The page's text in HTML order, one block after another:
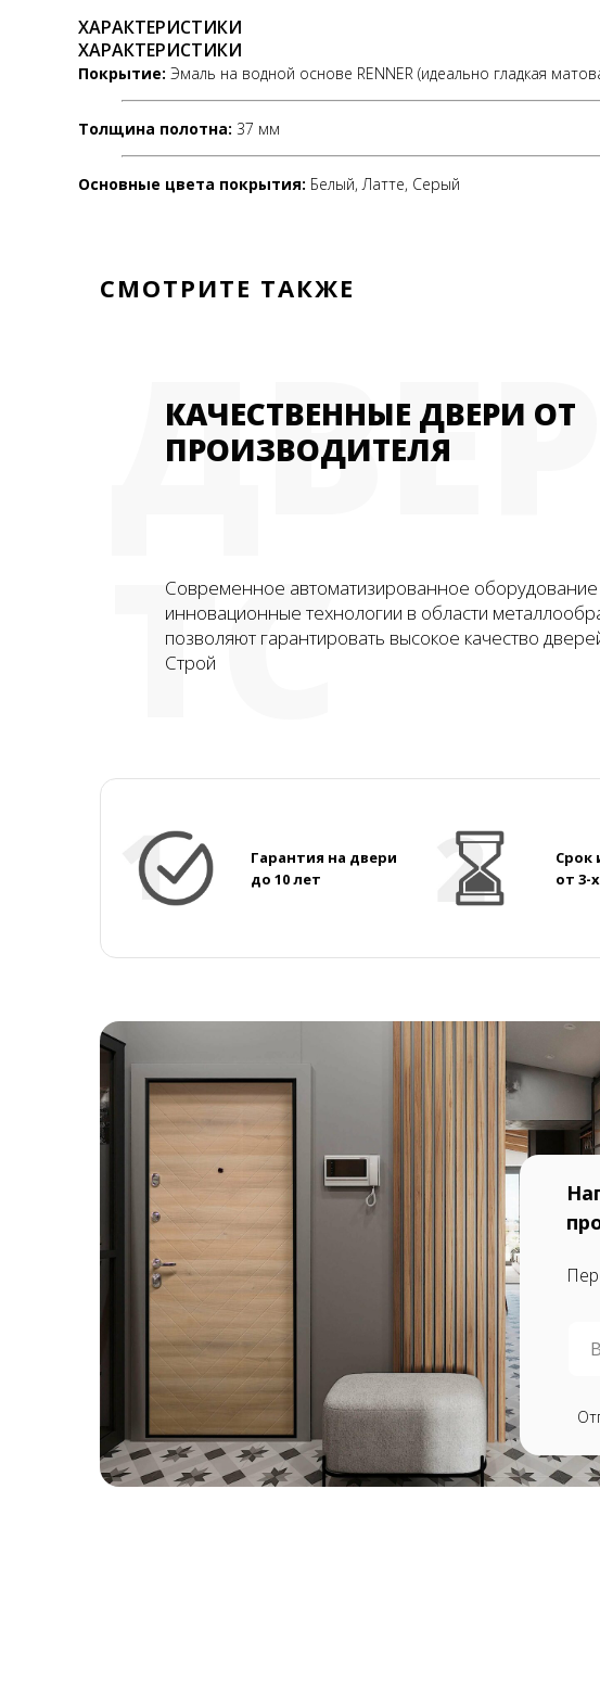
ХАРАКТЕРИСТИКИ
ХАРАКТЕРИСТИКИ
Покрытие: Эмаль на водной основе RENNER (идеально гладкая
Толщина полотна: 37 мм
Основные цвета покрытия: Белый, Латте, Серый
СМОТРИТЕ ТАКЖЕ
ТС
КАЧЕСТВЕННЫЕ ДВЕРИ ОТ
ПРОИЗВОДИТЕЛЯ
Современное автоматизированное оборудование
инновационные технологии в области
позволяют гарантировать высокое качество
Строй
Гарантия на двери
до 10 лет
Срок
от 3-